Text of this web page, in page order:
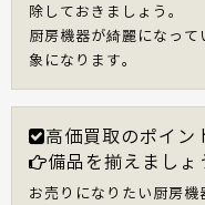
除しておきましょう。
厨房機器が綺麗になっ
象になります。
高価買取のポイン
備品を揃えましょ
お売りになりたい厨房